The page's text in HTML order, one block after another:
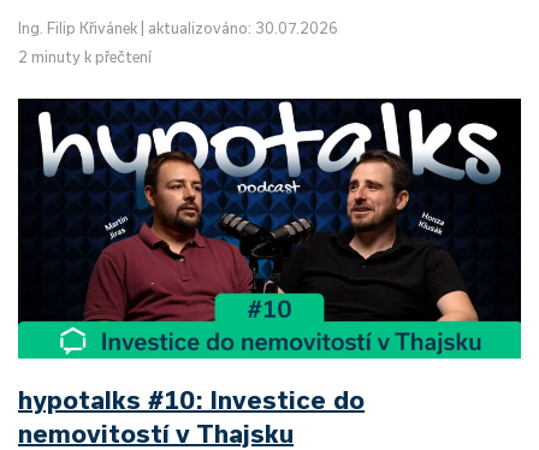
Ing. Filip Křivánek
aktualizováno: 30.07.2026
2 minuty k přečtení
hypotalks #10: Investice do
nemovitostí v Thajsku